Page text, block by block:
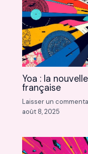
Yoa : la
française
Laisser un
août 8, 2025